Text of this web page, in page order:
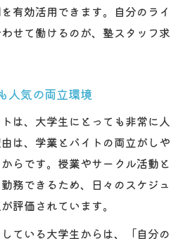
有効活用できます。自分のライ
せて働けるのが、塾スタッフ求
人気の両立環境
は、大学生にとっても非常に人
は、学業とバイトの両立がしや
らです。授業やサークル活動と
務できるため、日々のスケジュ
評価されています。
ている大学生からは、「自分の